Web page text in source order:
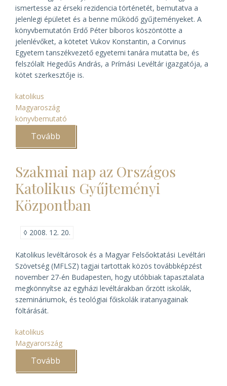
ismertesse az érseki rezidencia történetét, bemutatva a
jelenlegi épületet és a benne működő gyűjteményeket. A
könyvbemutatón Erdő Péter bíboros köszöntötte a
jelenlévőket, a kötetet Vukov Konstantin, a Corvinus
Egyetem tanszékvezető egyetemi tanára mutatta be, és
felszólalt Hegedűs András, a Prímási Levéltár igazgatója, a
kötet szerkesztője is.
katolikus
Magyaroszág
könyvbemutató
Tovább
prímási
története)
Szakmai nap az Országos
Katolikus Gyűjteményi
Központban
◊ 2008. 12. 20.
Katolikus levéltárosok és a Magyar Felsőoktatási Levéltári
Szövetség (MFLSZ) tagjai tartottak közös továbbképzést
november 27-én Budapesten, hogy utóbbiak tapasztalata
megkönnyítse az egyházi levéltárakban őrzött iskolák,
szemináriumok, és teológiai főiskolák iratanyagainak
föltárását.
katolikus
Magyarország
Tovább
az